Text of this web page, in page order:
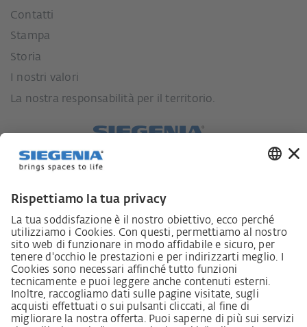
Contatti
Stampa
Storia
I nostri valori
La nostra responsabilità per il territorio.
Lieferkettensorgfaltspflichtengesetz
Lieferantenkodex
LkSG-Merkblatt für Lieferanten
Grundsatzerklärung Menschenrechtsstrategie
Beschwerdeverfahren